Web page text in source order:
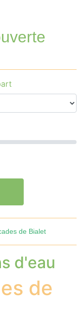
de Bialet
d'eau
de